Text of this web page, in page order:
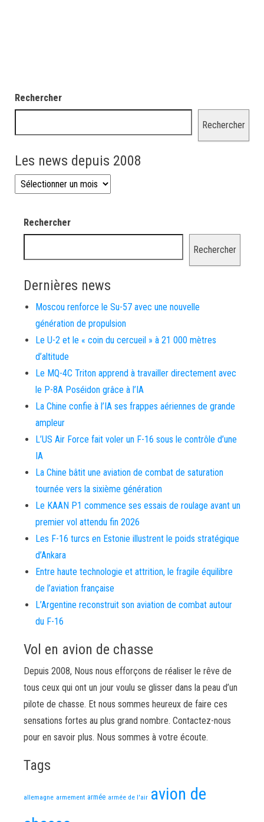
Rechercher
Rechercher
Les news depuis 2008
Les news depuis 2008
Rechercher
Rechercher
Dernières news
Moscou renforce le Su-57 avec une nouvelle
génération de propulsion
Le U-2 et le « coin du cercueil » à 21 000 mètres
d’altitude
Le MQ-4C Triton apprend à travailler directement avec
le P-8A Poséidon grâce à l’IA
La Chine confie à l’IA ses frappes aériennes de grande
ampleur
L’US Air Force fait voler un F-16 sous le contrôle d’une
IA
La Chine bâtit une aviation de combat de saturation
tournée vers la sixième génération
Le KAAN P1 commence ses essais de roulage avant un
premier vol attendu fin 2026
Les F-16 turcs en Estonie illustrent le poids stratégique
d’Ankara
Entre haute technologie et attrition, le fragile équilibre
de l’aviation française
L’Argentine reconstruit son aviation de combat autour
du F-16
Vol en avion de chasse
Depuis 2008, Nous nous efforçons de réaliser le rêve de
tous ceux qui ont un jour voulu se glisser dans la peau d’un
pilote de chasse. Et nous sommes heureux de faire ces
sensations fortes au plus grand nombre. Contactez-nous
pour en savoir plus. Nous sommes à votre écoute.
Tags
allemagne armement armée armée de l'air avion de